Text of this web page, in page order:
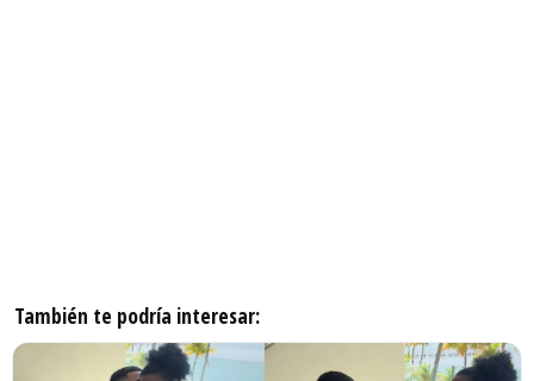
También te podría interesar: